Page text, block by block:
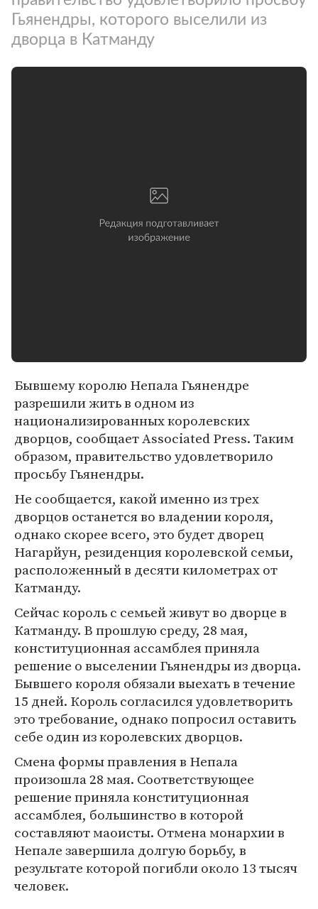
Гьянендры, которого выселили из
дворца в Катманду
Бывшему королю Непала Гьянендре
разрешили жить в одном из
национализированных королевских
дворцов, сообщает Associated Press. Таким
образом, правительство удовлетворило
просьбу Гьянендры.
Не сообщается, какой именно из трех
дворцов останется во владении короля,
однако скорее всего, это будет дворец
Нагарйун, резиденция королевской семьи,
расположенный в десяти километрах от
Катманду.
Сейчас король с семьей живут во дворце в
Катманду. В прошлую среду, 28 мая,
конституционная ассамблея приняла
решение о выселении Гьянендры из дворца.
Бывшего короля обязали выехать в течение
15 дней. Король согласился удовлетворить
это требование, однако попросил оставить
себе один из королевских дворцов.
Смена формы правления в Непала
произошла 28 мая. Соответствующее
решение приняла конституционная
ассамблея, большинство в которой
составляют маоисты. Отмена монархии в
Непале завершила долгую борьбу, в
результате которой погибли около 13 тысяч
человек.